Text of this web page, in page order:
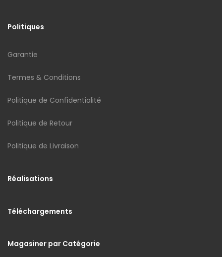
Politiques
Garantie
Termes & Conditions
Politique de Confidentialité
Politique de Retour
Politique de Livraison
Réalisations
Téléchargements
Magasiner par Catégorie